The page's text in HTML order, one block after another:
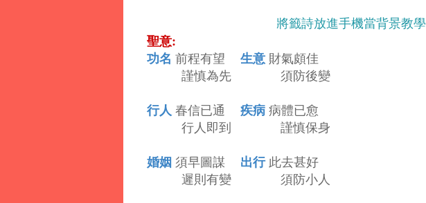
將籤詩放進手機當背景教學
聖意:
功名 前程有望 生意 財氣頗佳
謹慎為先 須防後變
行人 春信已通 疾病 病體已愈
行人即到 謹慎保身
婚姻 須早圖謀 出行此去甚好
遲則有變 須防小人